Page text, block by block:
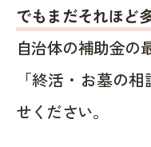
でもまだそれほど
自治体の補助金の
「終活・お墓の
せください。